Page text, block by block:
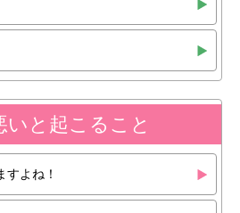
いと起こること
すよね！